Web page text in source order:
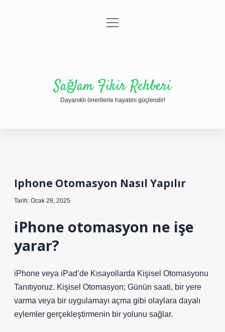
Gizlilik Politikası
menüyü
Sağlam Fikir Rehberi
Dayanıklı önerilerle hayatını güçlendir!
Iphone Otomasyon Nasıl Yapılır
Tarih: Ocak 28, 2025
iPhone otomasyon ne işe
yarar?
iPhone veya iPad’de Kısayollarda Kişisel Otomasyonu
Tanıtıyoruz. Kişisel Otomasyon; Günün saati, bir yere
varma veya bir uygulamayı açma gibi olaylara dayalı
eylemler gerçekleştirmenin bir yolunu sağlar.